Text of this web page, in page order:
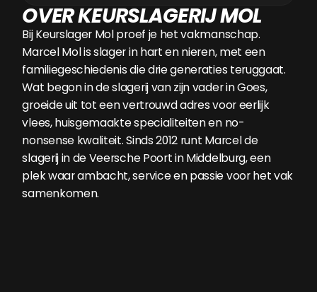
OVER KEURSLAGERIJ MOL
Bij Keurslager Mol proef je het vakmanschap.
Marcel Mol is slager in hart en nieren, met een
familiegeschiedenis die drie generaties teruggaat.
Wat begon in de slagerij van zijn vader in Goes,
groeide uit tot een vertrouwd adres voor eerlijk
vlees, huisgemaakte specialiteiten en no-
nonsense kwaliteit. Sinds 2012 runt Marcel de
slagerij in de Veersche Poort in Middelburg, een
plek waar ambacht, service en passie voor het vak
samenkomen.